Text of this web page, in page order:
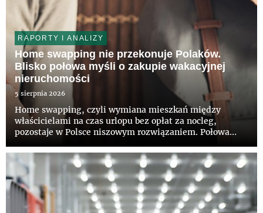
RAPORTY I ANALIZY
Home swapping nie przekonuje Polaków.
Blisko połowa myśli o zakupie wakacyjnej
nieruchomości
5 sierpnia 2026
Home swapping, czyli wymiana mieszkań między
właścicielami na czas urlopu bez opłat za nocleg,
pozostaje w Polsce niszowym rozwiązaniem. Połowa
12 proc. deklaruje zainteresowanie tym modelem –
wynika z najnowszego...